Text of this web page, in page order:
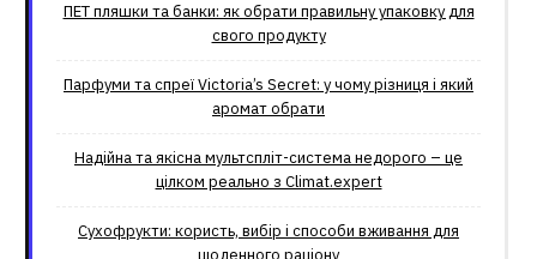
ПЕТ пляшки та банки: як обрати правильну упаковку для
свого продукту
Парфуми та спреї Victoria’s Secret: у чому різниця і який
аромат обрати
Надійна та якісна мультспліт-система недорого – це
цілком реально з Climat.еxpert
Сухофрукти: користь, вибір і способи вживання для
щоденного раціону